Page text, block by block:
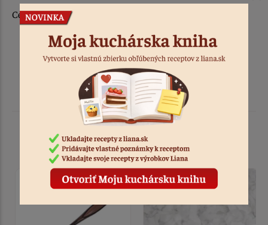
Cena je uvedená za sadu 6 kusov.
Podobné produkty